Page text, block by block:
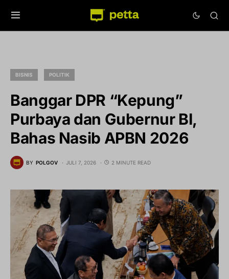
BISNIS POLITIK
Banggar DPR “Kepung”
Purbaya dan Gubernur BI,
Bahas Nasib APBN 2026
BY POLGOV JULI 7, 2026 2 MINUTE READ